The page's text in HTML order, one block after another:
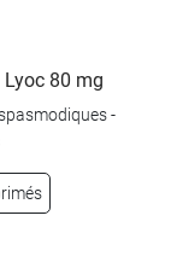
80 mg
-